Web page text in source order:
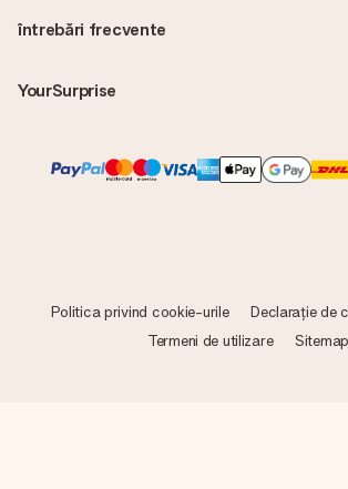
întrebări frecvente
YourSurprise
Politica privind cookie-urile
Declarație de
Termeni de utilizare
Sitemap